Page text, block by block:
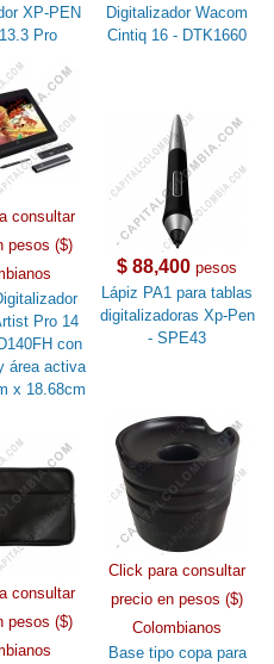
XP-PEN
Pro
Digitalizador Wacom
Cintiq 16 - DTK1660
consultar
pesos ($)
Pro 14
con
área activa
x 18.68cm
$ 88,400 pesos
Lápiz PA1 para tablas
digitalizadoras Xp-Pen
- SPE43
consultar
pesos ($)
Click para consultar
precio en pesos ($)
Colombianos
Base tipo copa para